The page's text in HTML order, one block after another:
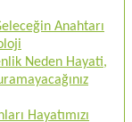
Anahtarı
Neden Hayati,
Hayatımızı